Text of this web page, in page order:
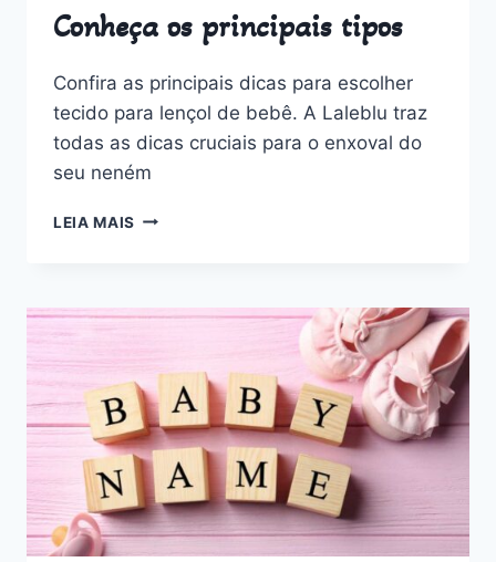
Conheça os principais tipos
Confira as principais dicas para escolher
tecido para lençol de bebê. A Laleblu traz
todas as dicas cruciais para o enxoval do
seu neném
LEIA MAIS TECIDO
BEBÊ:
PRINCIPAIS
TIPOS